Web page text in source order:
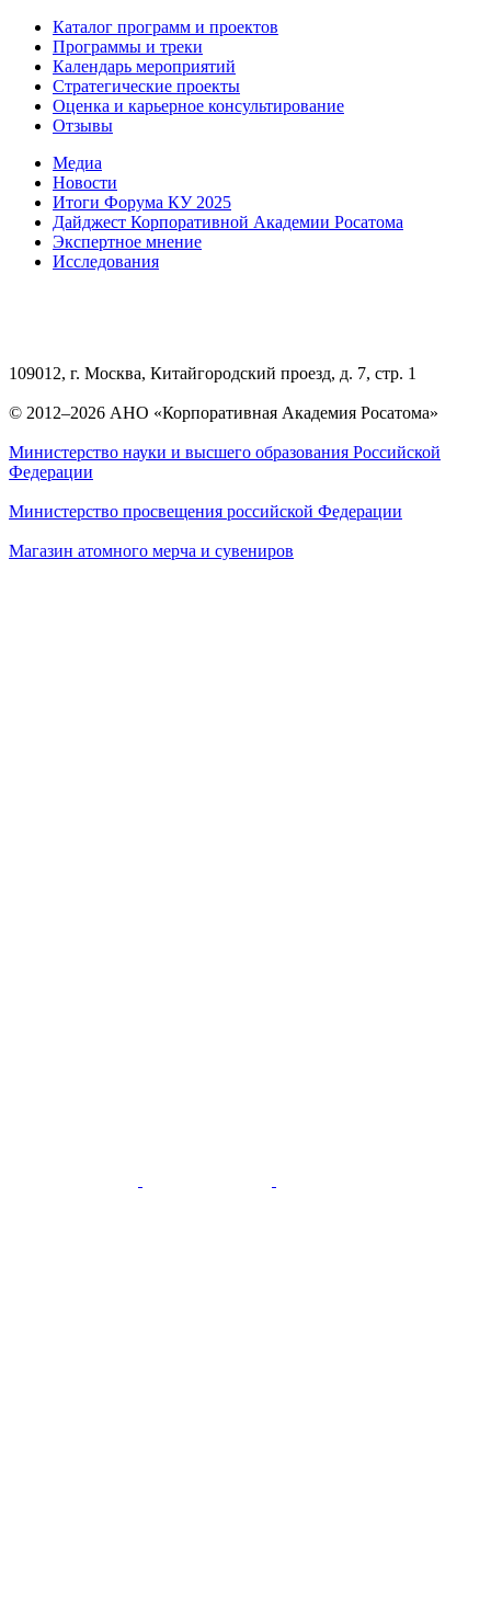
Каталог программ и проектов
Программы и треки
Календарь мероприятий
Стратегические проекты
Оценка и карьерное консультирование
Отзывы
Медиа
Новости
Итоги Форума КУ 2025
Дайджест Корпоративной Академии Росатома
Экспертное мнение
Исследования
109012, г. Москва, Китайгородский проезд, д. 7, стр. 1
© 2012–2026 АНО «Корпоративная Академия Росатома»
Министерство науки и высшего образования Российской
Федерации
Министерство просвещения российской Федерации
Магазин атомного мерча и сувениров